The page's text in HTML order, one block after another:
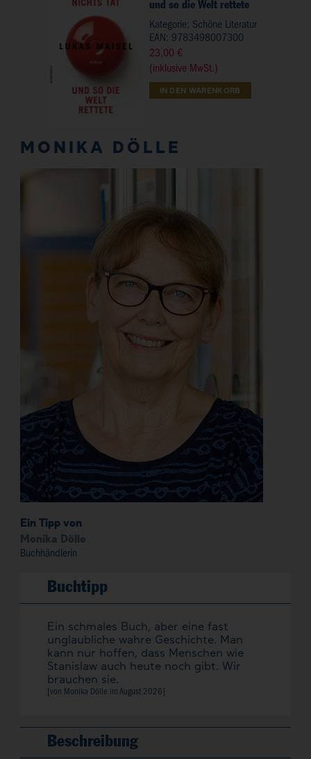
und so die Welt rettete
Kategorie: Schöne Literatur
EAN: 9783498007300
23,00 €
(inklusive MwSt.)
IN DEN WARENKORB
MONIKA DÖLLE
Ein Tipp von
Monika Dölle
Buchhändlerin
Buchtipp
Ein schmales Buch, aber eine fast
unglaubliche wahre Geschichte. Man
kann nur hoffen, dass Menschen wie
Stanislaw auch heute noch gibt. Wir
brauchen sie.
[von Monika Dölle imAugust 2026
Beschreibung